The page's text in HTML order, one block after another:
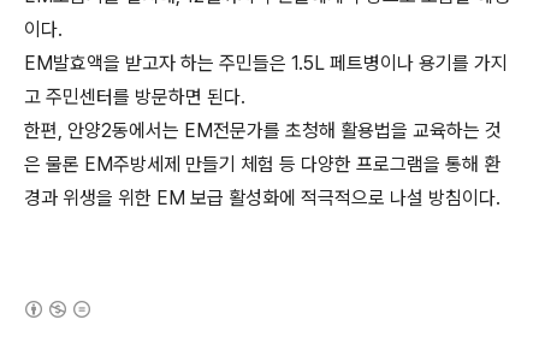
이다.
EM발효액을 받고자 하는 주민들은 1.5L 페트병이나 용기를 가지
고 주민센터를 방문하면 된다.
한편, 안양2동에서는 EM전문가를 초청해 활용법을 교육하는 것
은 물론 EM주방세제 만들기 체험 등 다양한 프로그램을 통해 환
경과 위생을 위한 EM 보급 활성화에 적극적으로 나설 방침이다.